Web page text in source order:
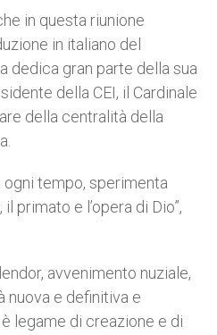
in questa riunione
in italiano del
dedica gran parte della sua
della CEI, il Cardinale
della centralità della
ogni tempo, sperimenta
primato e l’opera di Dio”,
avvenimento nuziale,
nuova e definitiva e
legame di creazione e di